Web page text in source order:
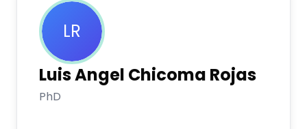
LR
Luis Angel Chicoma Rojas
PhD